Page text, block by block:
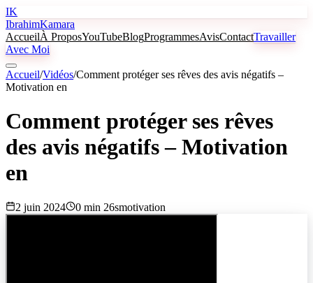
IK
IbrahimKamara
AccueilÀ ProposYouTubeBlogProgrammesAvisContactTravailler
Avec Moi
Accueil/Vidéos/Comment protéger ses rêves des avis négatifs –
Motivation en
Comment protéger ses rêves
des avis négatifs – Motivation
en
2 juin 2024 0 min 26smotivation